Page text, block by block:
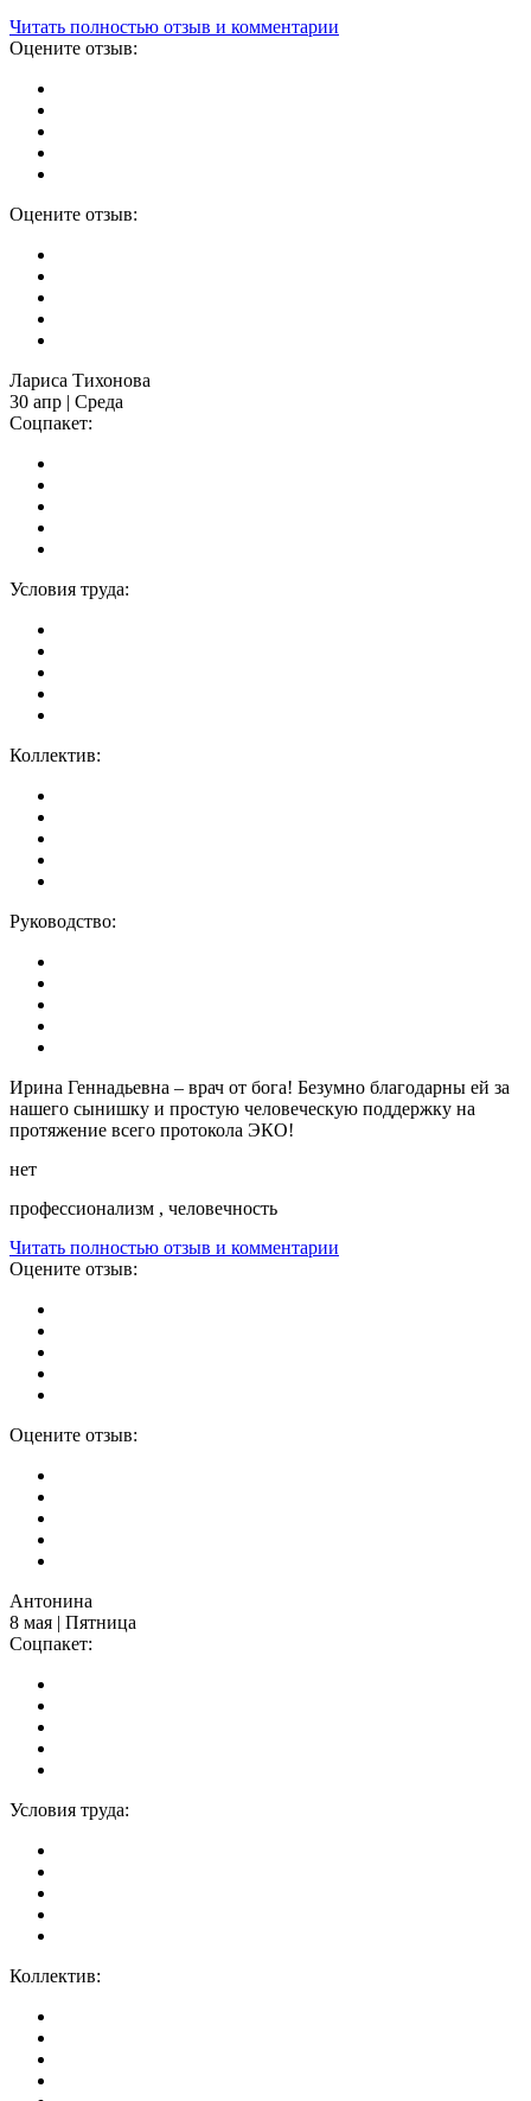
Читать полностью отзыв и комментарии
Оцените отзыв:
Оцените отзыв:
Лариса Тихонова
30 апр | Среда
Соцпакет:
Условия труда:
Коллектив:
Руководство:
Ирина Геннадьевна – врач от бога! Безумно благодарны ей за
нашего сынишку и простую человеческую поддержку на
протяжение всего протокола ЭКО!
нет
профессионализм , человечность
Читать полностью отзыв и комментарии
Оцените отзыв:
Оцените отзыв:
Антонина
8 мая | Пятница
Соцпакет:
Условия труда:
Коллектив: